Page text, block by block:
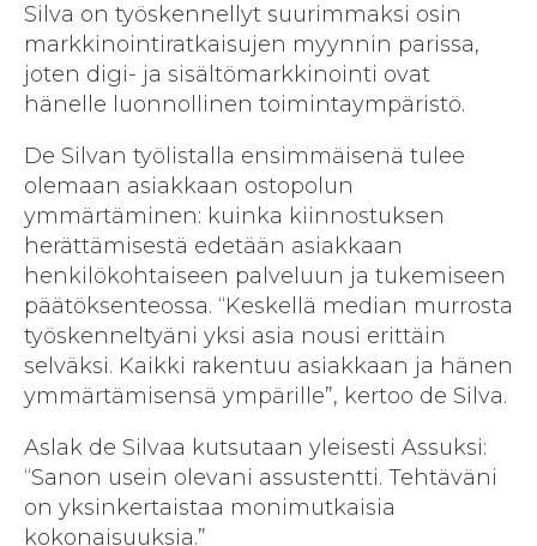
Silva on työskennellyt suurimmaksi osin
markkinointiratkaisujen myynnin parissa,
joten digi- ja sisältömarkkinointi ovat
hänelle luonnollinen toimintaympäristö.
De Silvan työlistalla ensimmäisenä tulee
olemaan asiakkaan ostopolun
ymmärtäminen: kuinka kiinnostuksen
herättämisestä edetään asiakkaan
henkilökohtaiseen palveluun ja tukemiseen
päätöksenteossa. “Keskellä median murrosta
työskenneltyäni yksi asia nousi erittäin
selväksi. Kaikki rakentuu asiakkaan ja hänen
ymmärtämisensä ympärille”, kertoo de Silva.
Aslak de Silvaa kutsutaan yleisesti Assuksi:
“Sanon usein olevani assustentti. Tehtäväni
on yksinkertaistaa monimutkaisia
kokonaisuuksia.”